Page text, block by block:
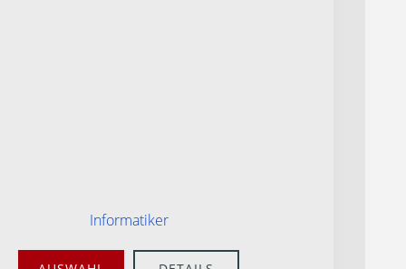
Informatiker